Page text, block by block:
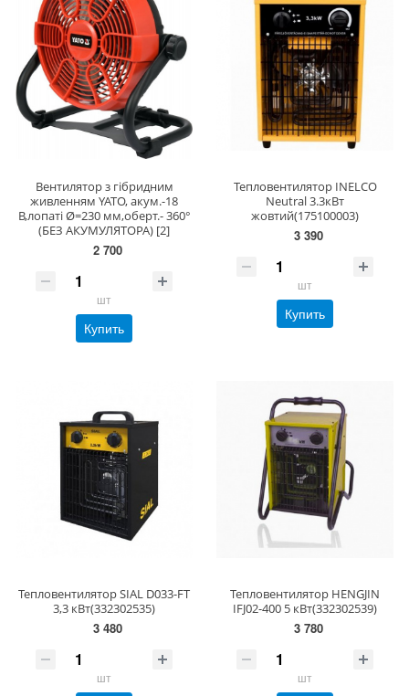
Вентилятор з гібридним
живленням YATO, акум.-18
В,лопаті Ø=230 мм,оберт.- 360°
(БЕЗ АКУМУЛЯТОРА) [2]
2 700
шт
Купить
Тепловентилятор INELCO
Neutral 3.3кВт
жовтий(175100003)
3 390
шт
Купить
Тепловентилятор SIAL D033-FT
3,3 кВт(332302535)
3 480
шт
Тепловентилятор HENGJIN
IFJ02-400 5 кВт(332302539)
3 780
шт